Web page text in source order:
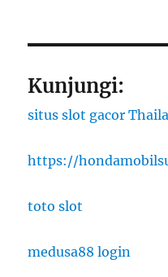
Kunjungi:
situs slot gacor
https://
toto slot
medusa88 login